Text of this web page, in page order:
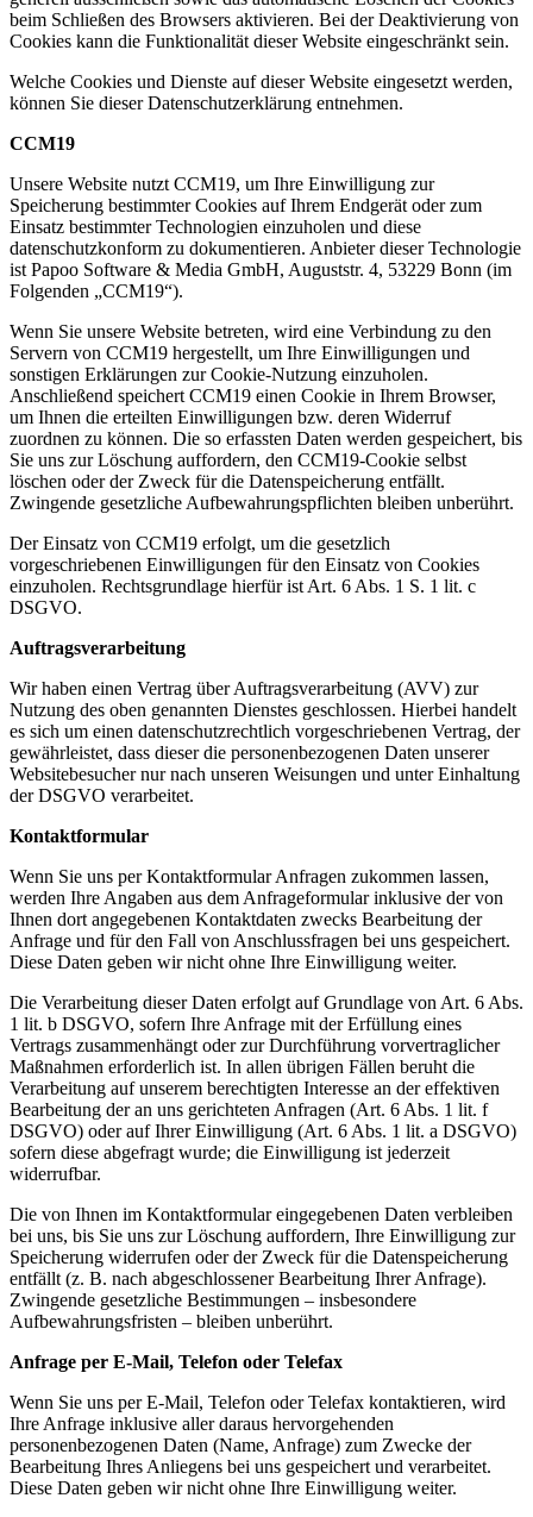
beim Schließen des Browsers aktivieren. Bei der Deaktivierung von
Cookies kann die Funktionalität dieser Website eingeschränkt sein.
Welche Cookies und Dienste auf dieser Website eingesetzt werden,
können Sie dieser Datenschutzerklärung entnehmen.
CCM19
Unsere Website nutzt CCM19, um Ihre Einwilligung zur
Speicherung bestimmter Cookies auf Ihrem Endgerät oder zum
Einsatz bestimmter Technologien einzuholen und diese
datenschutzkonform zu dokumentieren. Anbieter dieser Technologie
ist Papoo Software & Media GmbH, Auguststr. 4, 53229 Bonn (im
Folgenden „CCM19“).
Wenn Sie unsere Website betreten, wird eine Verbindung zu den
Servern von CCM19 hergestellt, um Ihre Einwilligungen und
sonstigen Erklärungen zur Cookie-Nutzung einzuholen.
Anschließend speichert CCM19 einen Cookie in Ihrem Browser,
um Ihnen die erteilten Einwilligungen bzw. deren Widerruf
zuordnen zu können. Die so erfassten Daten werden gespeichert, bis
Sie uns zur Löschung auffordern, den CCM19-Cookie selbst
löschen oder der Zweck für die Datenspeicherung entfällt.
Zwingende gesetzliche Aufbewahrungspflichten bleiben unberührt.
Der Einsatz von CCM19 erfolgt, um die gesetzlich
vorgeschriebenen Einwilligungen für den Einsatz von Cookies
einzuholen. Rechtsgrundlage hierfür ist Art. 6 Abs. 1 S. 1 lit. c
DSGVO.
Auftragsverarbeitung
Wir haben einen Vertrag über Auftragsverarbeitung (AVV) zur
Nutzung des oben genannten Dienstes geschlossen. Hierbei handelt
es sich um einen datenschutzrechtlich vorgeschriebenen Vertrag, der
gewährleistet, dass dieser die personenbezogenen Daten unserer
Websitebesucher nur nach unseren Weisungen und unter Einhaltung
der DSGVO verarbeitet.
Kontaktformular
Wenn Sie uns per Kontaktformular Anfragen zukommen lassen,
werden Ihre Angaben aus dem Anfrageformular inklusive der von
Ihnen dort angegebenen Kontaktdaten zwecks Bearbeitung der
Anfrage und für den Fall von Anschlussfragen bei uns gespeichert.
Diese Daten geben wir nicht ohne Ihre Einwilligung weiter.
Die Verarbeitung dieser Daten erfolgt auf Grundlage von Art. 6 Abs.
1 lit. b DSGVO, sofern Ihre Anfrage mit der Erfüllung eines
Vertrags zusammenhängt oder zur Durchführung vorvertraglicher
Maßnahmen erforderlich ist. In allen übrigen Fällen beruht die
Verarbeitung auf unserem berechtigten Interesse an der effektiven
Bearbeitung der an uns gerichteten Anfragen (Art. 6 Abs. 1 lit. f
DSGVO) oder auf Ihrer Einwilligung (Art. 6 Abs. 1 lit. a DSGVO)
sofern diese abgefragt wurde; die Einwilligung ist jederzeit
widerrufbar.
Die von Ihnen im Kontaktformular eingegebenen Daten verbleiben
bei uns, bis Sie uns zur Löschung auffordern, Ihre Einwilligung zur
Speicherung widerrufen oder der Zweck für die Datenspeicherung
entfällt (z. B. nach abgeschlossener Bearbeitung Ihrer Anfrage).
Zwingende gesetzliche Bestimmungen – insbesondere
Aufbewahrungsfristen – bleiben unberührt.
Anfrage per E-Mail, Telefon oder Telefax
Wenn Sie uns per E-Mail, Telefon oder Telefax kontaktieren, wird
Ihre Anfrage inklusive aller daraus hervorgehenden
personenbezogenen Daten (Name, Anfrage) zum Zwecke der
Bearbeitung Ihres Anliegens bei uns gespeichert und verarbeitet.
Diese Daten geben wir nicht ohne Ihre Einwilligung weiter.